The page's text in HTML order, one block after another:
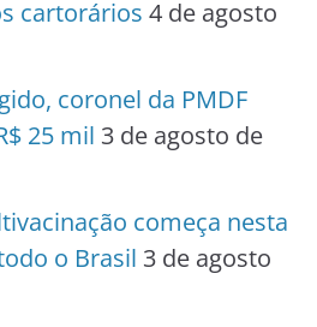
cartorários 4 de agosto
coronel da PMDF
25 mil 3 de agosto de
começa nesta
o Brasil 3 de agosto